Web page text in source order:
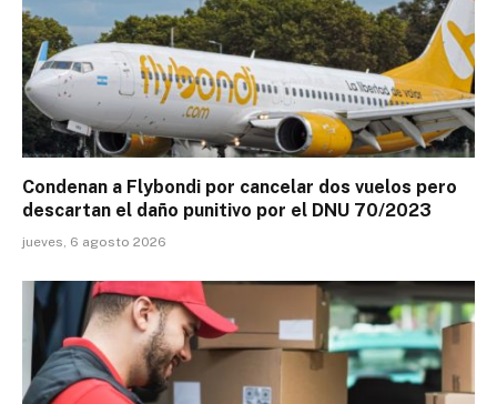
Condenan a Flybondi por cancelar dos vuelos pero
descartan el daño punitivo por el DNU 70/2023
jueves, 6 agosto 2026